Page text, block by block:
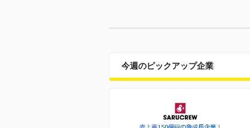
今週のピックアップ企業